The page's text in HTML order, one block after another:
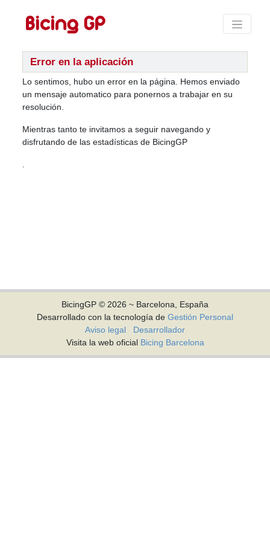
Error en la aplicación
Lo sentimos, hubo un error en la página. Hemos enviado
un mensaje automatico para ponernos a trabajar en su
resolución.
Mientras tanto te invitamos a seguir navegando y
disfrutando de las estadísticas de BicingGP
BicingGP © 2026 ~ Barcelona, España
Desarrollado con la tecnología de Gestión Personal
Aviso legal
Desarrollador
Visita la web oficial Bicing Barcelona